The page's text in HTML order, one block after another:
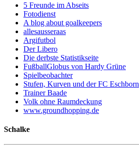
5 Freunde im Abseits
Fotodienst
A blog about goalkeepers
allesausseraas
Argifutbol
Der Libero
Die derbste Statistikseite
FußballGlobus von Hardy Grüne
Spielbeobachter
Stufen, Kurven und der FC Eschborn
Trainer Baade
Volk ohne Raumdeckung
www.groundhopping.de
Schalke